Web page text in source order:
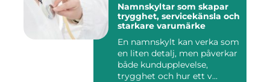
Namnskyltar som skapar
trygghet, servicekänsla och
starkare varumärke
En namnskylt kan verka som
en liten detalj, men påverkar
både kundupplevelse,
trygghet och hur ett v...